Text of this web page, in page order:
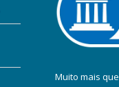
Muito mais que